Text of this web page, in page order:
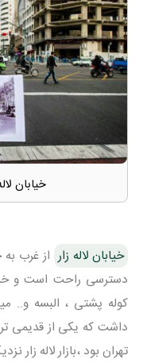
خیابان
خیابان لاله زار از غرب
دسترسی راحت است و
کوله پشتی ، البسه و..
داشت که یکی از قدیمی
تهران بود ،بازار لاله زار